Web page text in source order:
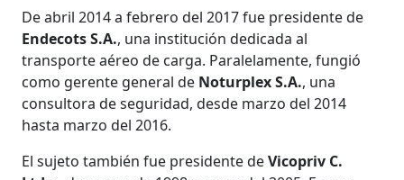
De abril 2014 a febrero del 2017 fue presidente de
Endecots S.A., una institución dedicada al
transporte aéreo de carga. Paralelamente, fungió
como gerente general de Noturplex S.A., una
consultora de seguridad, desde marzo del 2014
hasta marzo del 2016.
El sujeto también fue presidente deVicopriv C.